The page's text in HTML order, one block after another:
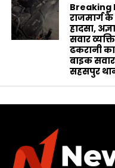
Breaking
राजमार्ग
हादसा,
सवार
ढकरानी
बाइक
सहसपुर